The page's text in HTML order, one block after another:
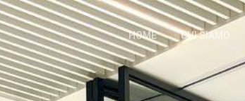
HOME CHI SIAMO